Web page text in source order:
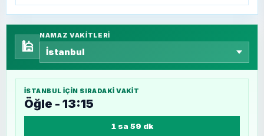
🕌
NAMAZ VAKITLERI
İSTANBUL IÇIN SIRADAKI VAKIT
Öğle - 13:15
1 sa 59 dk